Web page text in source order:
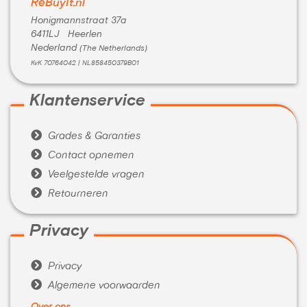
ReBuyIt.nl
Honigmannstraat 37a
6411LJ Heerlen
Nederland (The Netherlands)
KvK 70764042 | NL858450379B01
Klantenservice
 Grades & Garanties
 Contact opnemen
 Veelgestelde vragen
 Retourneren
Privacy
 Privacy
 Algemene voorwaarden